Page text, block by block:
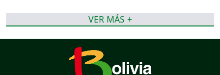
VER MÁS +